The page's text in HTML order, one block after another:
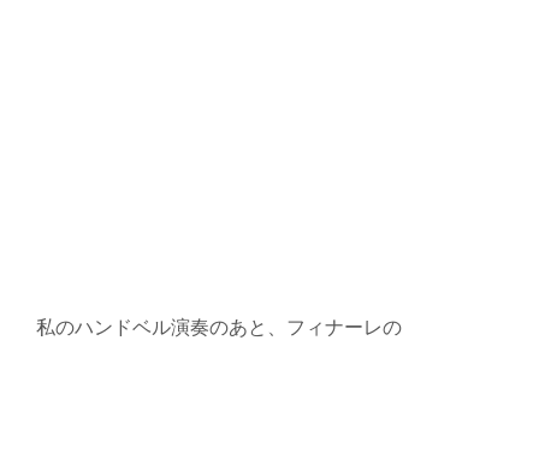
私のハンドベル演奏のあと、フィナーレの